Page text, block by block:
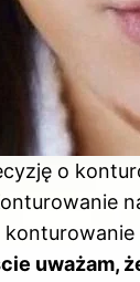
o
uważam,